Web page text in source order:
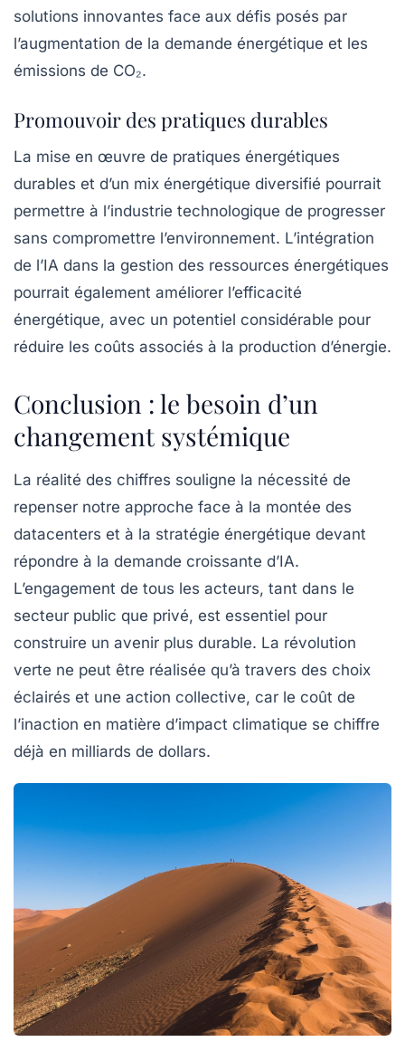
solutions innovantes face aux défis posés par
l’augmentation de la demande énergétique et les
émissions de CO₂.
Promouvoir des pratiques durables
La mise en œuvre de pratiques énergétiques
durables et d’un mix énergétique diversifié pourrait
permettre à l’industrie technologique de progresser
sans compromettre l’environnement. L’intégration
de l’IA dans la gestion des ressources énergétiques
pourrait également améliorer l’efficacité
énergétique, avec un potentiel considérable pour
réduire les coûts associés à la production d’énergie.
Conclusion : le besoin d’un
changement systémique
La réalité des chiffres souligne la nécessité de
repenser notre approche face à la montée des
datacenters et à la stratégie énergétique devant
répondre à la demande croissante d’IA.
L’engagement de tous les acteurs, tant dans le
secteur public que privé, est essentiel pour
construire un avenir plus durable. La révolution
verte ne peut être réalisée qu’à travers des choix
éclairés et une action collective, car le coût de
l’inaction en matière d’impact climatique se chiffre
déjà en milliards de dollars.